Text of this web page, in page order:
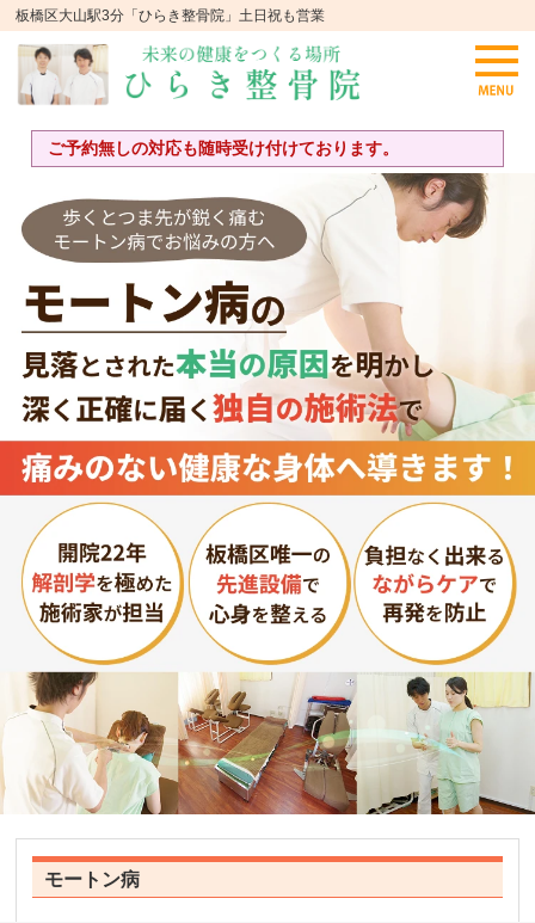
板橋区大山駅3分「ひらき整骨院」土日祝も営業
ご予約無しの対応も随時受け付けております。
モートン病